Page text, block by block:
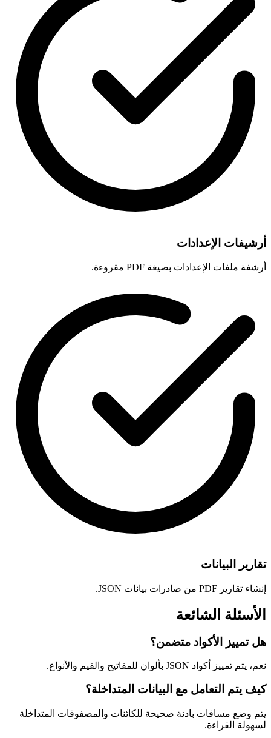
أرشيفات الإعدادات
أرشفة ملفات الإعدادات بصيغة PDF مقروءة.
تقارير البيانات
إنشاء تقارير PDF من صادرات بيانات JSON.
الأسئلة الشائعة
هل تمييز الأكواد متضمن؟
نعم، يتم تمييز أكواد JSON بألوان للمفاتيح والقيم والأنواع.
كيف يتم التعامل مع البيانات المتداخلة؟
يتم وضع مسافات بادئة صحيحة للكائنات والمصفوفات المتداخلة
لسهولة القراءة.